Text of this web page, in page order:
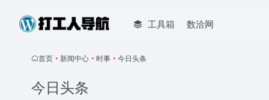
工具箱 数洽网
首页 • 新闻中心 • 时事 • 今日头条
今日头条